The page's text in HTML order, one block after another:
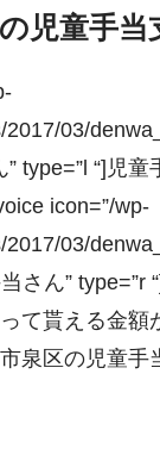
児童手当
03/
” type=”l “]児
icon=”/wp-
03/
さん” type=”r
て貰える金額
泉区の児童手